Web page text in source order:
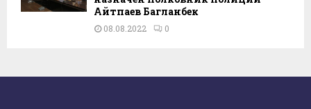
Айтпаев Багланбек
08.08.2022 0